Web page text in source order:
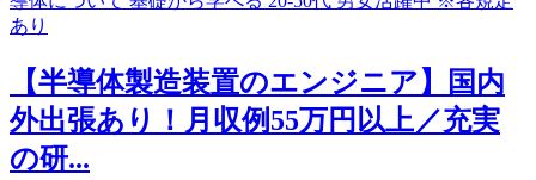
【半導体製造装置のエンジニア】国内
外出張あり！月収例55万円以上／充実
の研...